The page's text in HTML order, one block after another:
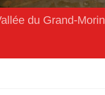
du Grand-Morin